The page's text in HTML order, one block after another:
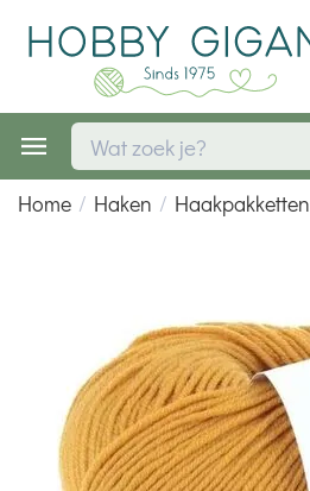
Home / Haken / Haakpakketten